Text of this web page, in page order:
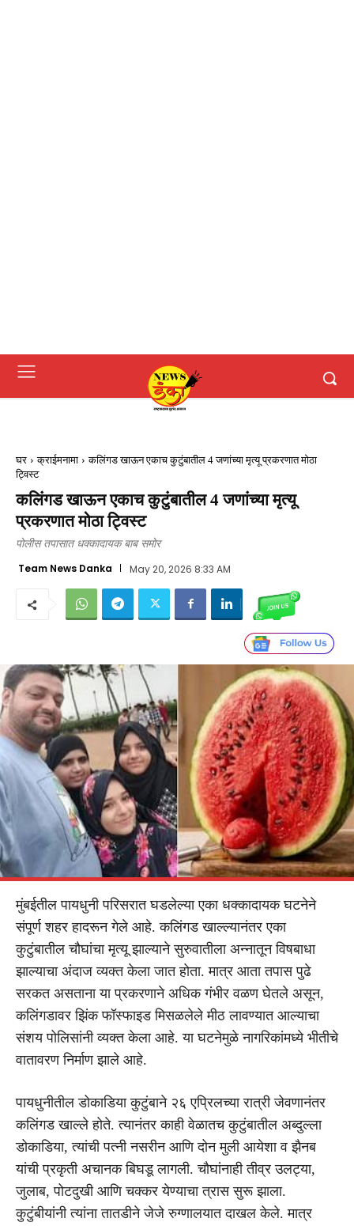
घर क्राईमनामा
कलिंगड खाऊन एकाच कुटुंबातील 4 जणांच्या मृत्यू प्रकरणात मोठा
ट्विस्ट
कलिंगड खाऊन एकाच कुटुंबातील 4 जणांच्या मृत्यू
प्रकरणात मोठा ट्विस्ट
पोलीस तपासात धक्कादायक बाब समोर
Team News Danka May 20, 2026 8:33 AM
मुंबईतील पायधुनी परिसरात घडलेल्या एका धक्कादायक घटनेने
संपूर्ण शहर हादरून गेले आहे. कलिंगड खाल्ल्यानंतर एका
कुटुंबातील चौघांचा मृत्यू झाल्याने सुरुवातीला अन्नातून विषबाधा
झाल्याचा अंदाज व्यक्त केला जात होता. मात्र आता तपास पुढे
सरकत असताना या प्रकरणाने अधिक गंभीर वळण घेतले असून,
कलिंगडावर झिंक फॉस्फाइड मिसळलेले मीठ लावण्यात आल्याचा
संशय पोलिसांनी व्यक्त केला आहे. या घटनेमुळे नागरिकांमध्ये भीतीचे
वातावरण निर्माण झाले आहे.
पायधुनीतील डोकाडिया कुटुंबाने २६ एप्रिलच्या रात्री जेवणानंतर
कलिंगड खाल्ले होते. त्यानंतर काही वेळातच कुटुंबातील अब्दुल्ला
डोकाडिया, त्यांची पत्नी नसरीन आणि दोन मुली आयेशा व झैनब
यांची प्रकृती अचानक बिघडू लागली. चौघांनाही तीव्र उलट्या,
जुलाब, पोटदुखी आणि चक्कर येण्याचा त्रास सुरू झाला.
कुटुंबीयांनी त्यांना तातडीने जेजे रुग्णालयात दाखल केले. मात्र